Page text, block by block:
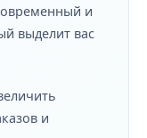
и
выделит вас
и